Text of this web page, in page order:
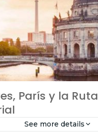
París y la Ruta
See more details